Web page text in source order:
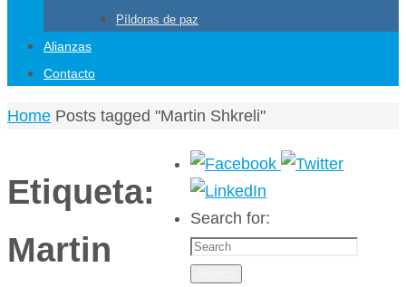
Píldoras de paz
Alianzas
Contacto
Home Posts tagged "Martin Shkreli"
Etiqueta:
Martin
Search for: